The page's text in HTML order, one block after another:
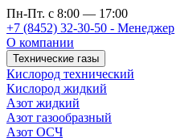
Пн-Пт. с 8:00 — 17:00
+7 (8452) 32-30-50 - Менеджер
О компании
Технические газы
Кислород технический
Кислород жидкий
Азот жидкий
Азот газообразный
Азот ОСЧ